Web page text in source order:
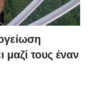
μαζί τους έναν